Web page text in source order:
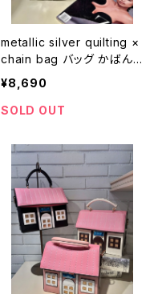
metallic silver quilting ×
chain bag バッグ かばん
メタリック シルバー キルテ
ィング ストーン チェーン
¥8,690
SOLD OUT